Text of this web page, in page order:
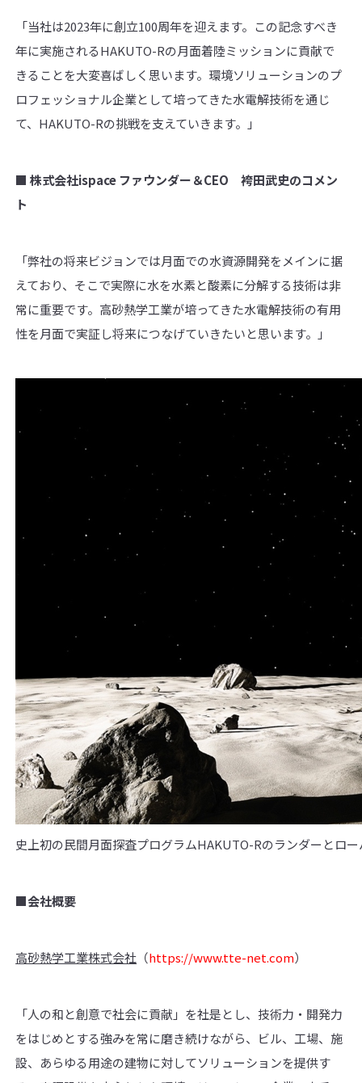
「当社は2023年に創立100周年を迎えます。この記念すべき
年に実施されるHAKUTO-Rの月面着陸ミッションに貢献で
きることを大変喜ばしく思います。環境ソリューションのプ
ロフェッショナル企業として培ってきた水電解技術を通じ
て、HAKUTO-Rの挑戦を支えていきます。」
■株式会社ispace ファウンダー＆CEO 袴田武史のコメン
ト
「弊社の将来ビジョンでは月面での水資源開発をメインに据
えており、そこで実際に水を水素と酸素に分解する技術は非
常に重要です。高砂熱学工業が培ってきた水電解技術の有用
性を月面で実証し将来につなげていきたいと思います。」
史上初の民間月面探査プログラムHAKUTO-Rのランダーとロ
■会社概要
高砂熱学工業株式会社 （https://www.tte-net.com）
「人の和と創意で社会に貢献」を社是とし、技術力・開発力
をはじめとする強みを常に磨き続けながら、ビル、工場、施
設、あらゆる用途の建物に対してソリューションを提供す